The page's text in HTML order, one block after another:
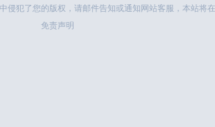
犯了您的版权，请邮件告知或通知网站客服，本站将在
免责声明